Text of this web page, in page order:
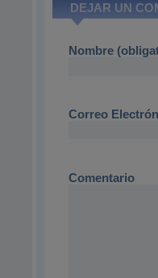
DEJAR UN
Nombre
Correo
Comentario